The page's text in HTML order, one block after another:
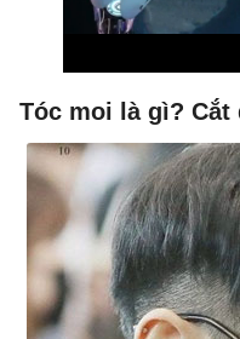
Tóc moi là gì? Cắt